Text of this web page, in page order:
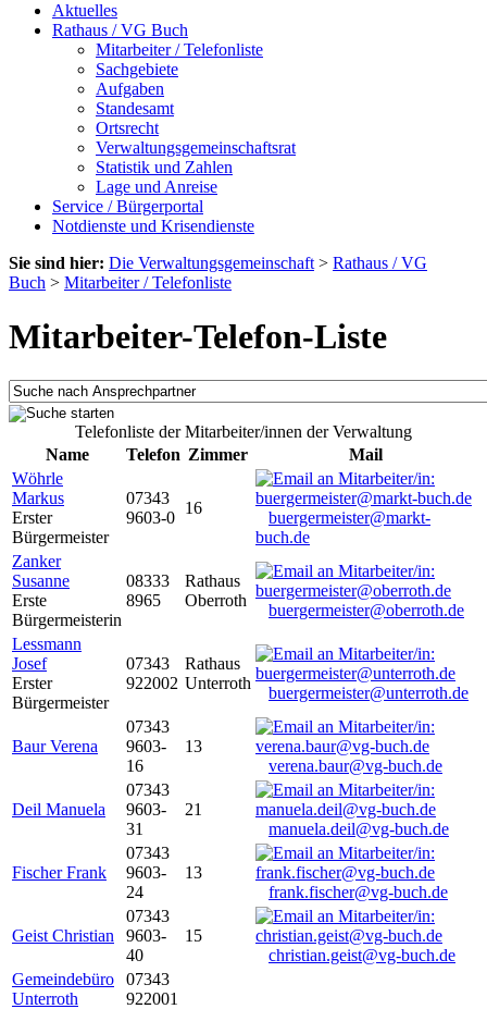
Aktuelles
Rathaus / VG Buch
Mitarbeiter / Telefonliste
Sachgebiete
Aufgaben
Standesamt
Ortsrecht
Verwaltungsgemeinschaftsrat
Statistik und Zahlen
Lage und Anreise
Service / Bürgerportal
Notdienste und Krisendienste
Sie sind hier: Die Verwaltungsgemeinschaft > Rathaus / VG
Buch > Mitarbeiter / Telefonliste
Mitarbeiter-Telefon-Liste
Telefonliste der Mitarbeiter/innen der Verwaltung
Name
Telefon Zimmer
Mail
Wöhrle
Markus
Erster
Bürgermeister
07343
9603-0
16
buergermeister@markt-
buch.de
Zanker
Susanne
Erste
Bürgermeisterin
08333
8965
Rathaus
Oberroth
buergermeister@oberroth.de
Lessmann
Josef
Erster
Bürgermeister
07343
922002
Rathaus
Unterroth
buergermeister@unterroth.de
Baur Verena
07343
9603-
16
13
verena.baur@vg-buch.de
Deil Manuela
07343
9603-
31
21
manuela.deil@vg-buch.de
Fischer Frank
07343
9603-
24
13
frank.fischer@vg-buch.de
Geist Christian
07343
9603-
40
15
christian.geist@vg-buch.de
Gemeindebüro
Unterroth
07343
922001